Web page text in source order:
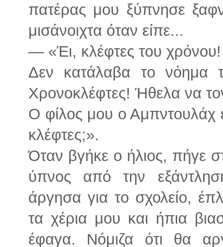
πατέρας μου ξύπνησε
μισάνοιχτα όταν είπε...
— «Έι, κλέφτες του
Δεν κατάλαβα το νόημα
Χρονοκλέφτες! Ήθελα να
Ο φίλος μου ο Αμπντουλάχ
κλέφτες;».
Όταν βγήκε ο ήλιος, πήγε
ύπνος από την
άργησα για το σχολείο,
τα χέρια μου και ήπια
έφαγα. Νόμιζα ότι θα